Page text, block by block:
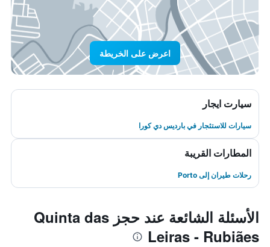
اعرض على الخريطة
سيارت ايجار
سيارات للاستئجار في بارديس دي كورا
المطارات القريبة
رحلات طيران إلى Porto
الأسئلة الشائعة عند حجز Quinta das
Leiras - Rubiães